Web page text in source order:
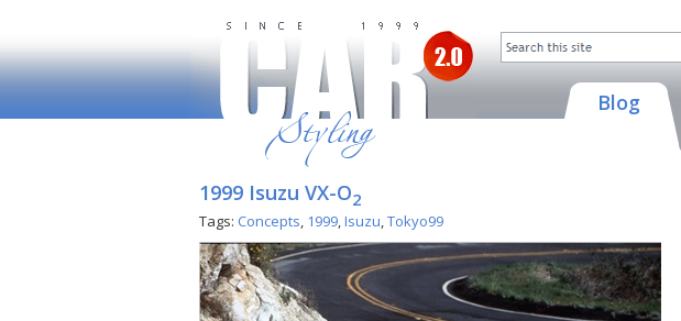
Blog
1999 Isuzu VX-O2
Tags: Concepts 1999 Isuzu Tokyo99